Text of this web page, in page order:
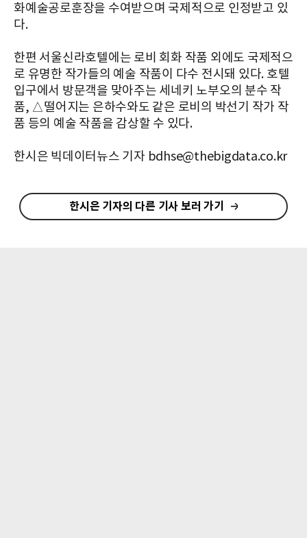
화예술공로훈장을 수여받으며 국제적으로 인정받고 있
다.
한편 서울신라호텔에는 로비 회화 작품 외에도 국제적으
로 유명한 작가들의 예술 작품이 다수 전시돼 있다. 호텔
입구에서 방문객을 맞아주는 세네키 노부오의 분수 작
품, △떨어지는 은하수와도 같은 로비의 박선기 작가 작
품 등의 예술 작품을 감상할 수 있다.
한시은 빅데이터뉴스 기자 bdhse@thebigdata.co.kr
한시은 기자의 다른 기사 보러 가기